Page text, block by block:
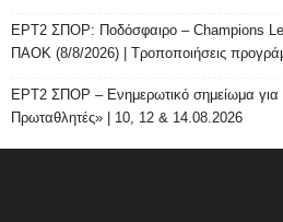
ΕΡΤ2 ΣΠΟΡ: Ποδόσφαιρο – Champions
ΠΑΟΚ (8/8/2026) | Τροποποιήσεις
ΕΡΤ2 ΣΠΟΡ – Ενημερωτικό σημείωμα για
Πρωταθλητές» | 10, 12 & 14.08.2026